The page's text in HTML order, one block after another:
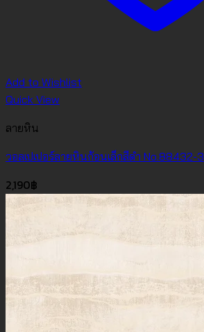
Add to Wishlist
Quick View
ลายหิน
วอลเปเปอร์ลายหินก้อนเล็กสีดำ No.88432-3
2,190฿